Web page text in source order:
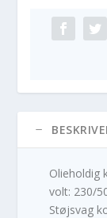
Olieholdig
volt: 230/
Støjsvag